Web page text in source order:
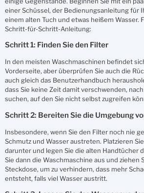
einer Schüssel, der Bedienungsanleitung für
einem alten Tuch und etwas heißem Wasser.
Schritt-für-Schritt-Anleitung:
Schritt 1: Finden Sie den Filter
In den meisten Waschmaschinen befindet
Vorderseite, aber überprüfen Sie auch die
auch gleich das Benutzerhandbuch
dass Sie keine Zeit damit verschwenden,
suchen, auf den Sie nicht selbst zugreifen
Schritt 2: Bereiten Sie die Umgebung
Insbesondere, wenn Sie den Filter noch nie
Schmutz und Wasser austreten. Platzieren
darunter und legen Sie die alten Handtücher
Sie dann die Waschmaschine aus und ziehen
Steckdose, um zu verhindern, dass mehr
entsteht, falls viel Wasser austritt.